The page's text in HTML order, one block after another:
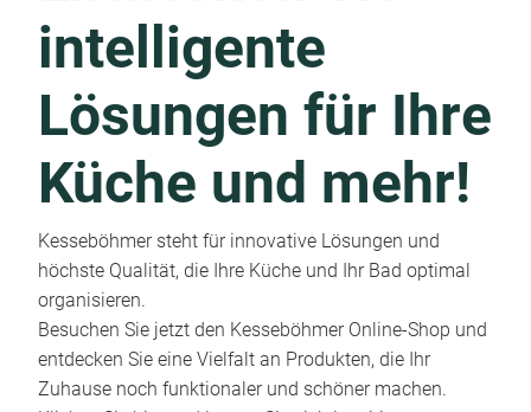
intelligente
Lösungen für Ihre
Küche und mehr!
Kesseböhmer steht für innovative Lösungen und
höchste Qualität, die Ihre Küche und Ihr Bad optimal
organisieren.
Besuchen Sie jetzt den Kesseböhmer Online-Shop und
entdecken Sie eine Vielfalt an Produkten, die Ihr
Zuhause noch funktionaler und schöner machen.